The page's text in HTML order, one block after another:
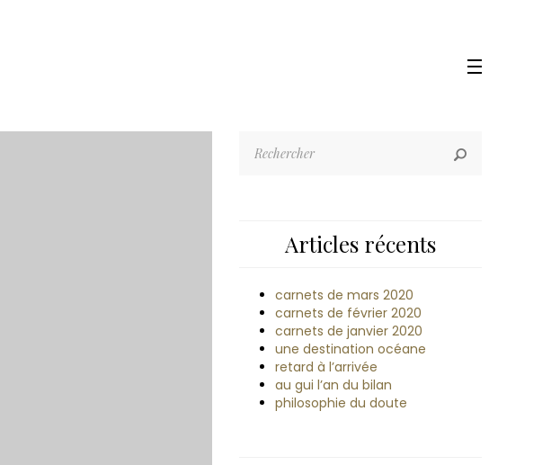
Articles récents
carnets de mars 2020
carnets de février 2020
carnets de janvier 2020
une destination océane
retard à l’arrivée
au gui l’an du bilan
philosophie du doute